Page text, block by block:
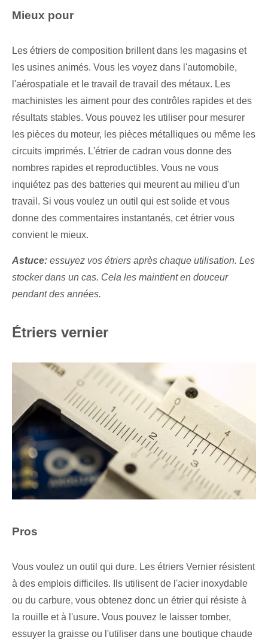
Mieux pour
Les étriers de composition brillent dans les magasins et
les usines animés. Vous les voyez dans l'automobile,
l'aérospatiale et le travail de travail des métaux. Les
machinistes les aiment pour des contrôles rapides et des
résultats stables. Vous pouvez les utiliser pour mesurer
les pièces du moteur, les pièces métalliques ou même les
circuits imprimés. L'étrier de cadran vous donne des
nombres rapides et reproductibles. Vous ne vous
inquiétez pas des batteries qui meurent au milieu d'un
travail. Si vous voulez un outil qui est solide et vous
donne des commentaires instantanés, cet étrier vous
convient le mieux.
Astuce: essuyez vos étriers après chaque utilisation. Les
stocker dans un cas. Cela les maintient en douceur
pendant des années.
Étriers vernier
Pros
Vous voulez un outil qui dure. Les étriers Vernier résistent
à des emplois difficiles. Ils utilisent de l'acier inoxydable
ou du carbure, vous obtenez donc un étrier qui résiste à
la rouille et à l'usure. Vous pouvez le laisser tomber,
essuyer la graisse ou l'utiliser dans une boutique chaude